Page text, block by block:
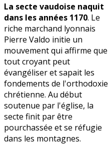
La secte vaudoise naquit
dans les années 1170. Le
riche marchand lyonnais
Pierre Valdo initie un
mouvement qui affirme que
tout croyant peut
évangéliser et sapait les
fondements de l'orthodoxie
chrétienne. Au début
soutenue par l'église, la
secte finit par être
pourchassée et se réfugie
dans les montagnes.